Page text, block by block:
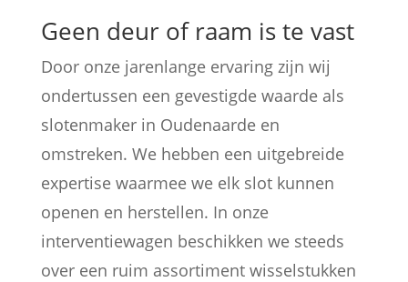
Geen deur of raam is te vast
Door onze jarenlange ervaring zijn wij
ondertussen een gevestigde waarde als
slotenmaker in Oudenaarde en
omstreken. We hebben een uitgebreide
expertise waarmee we elk slot kunnen
openen en herstellen. In onze
interventiewagen beschikken we steeds
over een ruim assortiment wisselstukken